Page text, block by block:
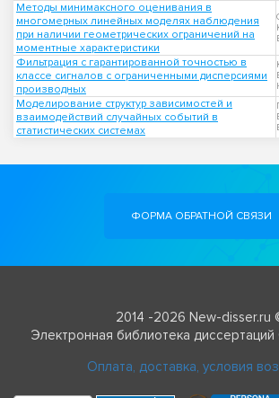
Методы минимаксного оценивания в
многомерных линейных моделях наблюдения
при наличии геометрических ограничений на
моментные характеристики
Фильтрация с гарантированной точностью в
классе сигналов с ограниченными дисперсиями
производных
Моделирование структур зависимостей и
взаимодействий случайных событий в
статистических системах
ФОРМА ОБРАТНОЙ СВЯЗИ
2014 -2026 New-disser.ru
Электронная библиотека
Оплата, доставка, условия